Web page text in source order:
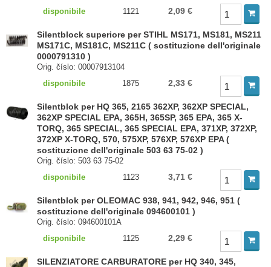
disponibile
1121 2,09 €
Silentblock superiore per STIHL MS171, MS181, MS211
MS171C, MS181C, MS211C ( sostituzione dell'originale
0000791310 )
Orig. číslo: 00007913104
disponibile
1875 2,33 €
Silentblok per HQ 365, 2165 362XP, 362XP SPECIAL,
362XP SPECIAL EPA, 365H, 365SP, 365 EPA, 365 X-
TORQ, 365 SPECIAL, 365 SPECIAL EPA, 371XP, 372XP,
372XP X-TORQ, 570, 575XP, 576XP, 576XP EPA (
sostituzione dell'originale 503 63 75-02 )
Orig. číslo: 503 63 75-02
disponibile
1123 3,71 €
Silentblok per OLEOMAC 938, 941, 942, 946, 951 (
sostituzione dell'originale 094600101 )
Orig. číslo: 094600101A
disponibile
1125 2,29 €
SILENZIATORE CARBURATORE per HQ 340, 345,